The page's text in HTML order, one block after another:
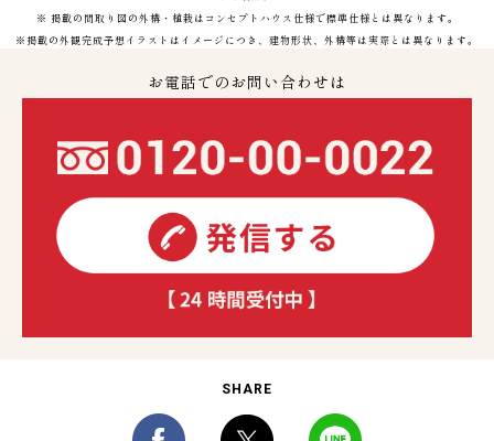
※ 掲載の間取り図の外構・植栽はコンセプトハウス仕様で標準仕様とは異なります。
※掲載の外観完成予想イラストはイメージにつき、建物形状、外構等は実際とは異なります。
お電話でのお問い合わせは
SHARE